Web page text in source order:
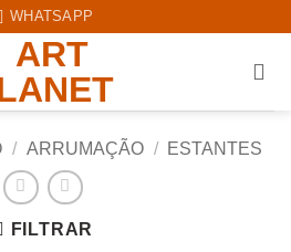
WHATSAPP
/ ARRUMAÇÃO / ESTANTES
FILTRAR